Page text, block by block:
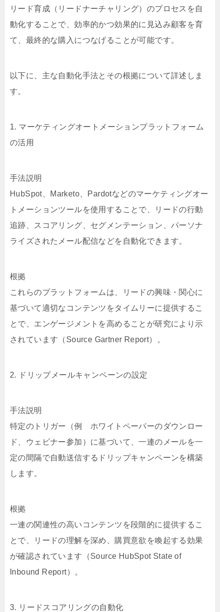
リード育成（リードナーチャリング）のプロセスを自
動化することで、効率的かつ効果的に見込み顧客を育
て、最終的な購入につなげることが可能です。
以下に、主な自動化手法とその根拠について詳述しま
す。
1. マーケティングオートメーションプラットフォーム
の活用
手法説明
HubSpot、Marketo、Pardotなどのマーケティングオー
トメーションツールを使用することで、リードの行動
追跡、スコアリング、セグメンテーション、パーソナ
ライズされたメール配信などを自動化できます。
根拠
これらのプラットフォームは、リードの興味・関心に
基づいて適切なコンテンツをタイムリーに提供するこ
とで、エンゲージメントを高めることが研究により示
されています（Source Gartner Report）。
2. ドリップメールキャンペーンの設定
手法説明
特定のトリガー（例 ホワイトペーパーのダウンロー
ド、ウェビナー参加）に基づいて、一連のメールを一
定の間隔で自動送信するドリップキャンペーンを構築
します。
根拠
一連の関連性の高いコンテンツを段階的に提供するこ
とで、リードの理解を深め、購買意欲を喚起する効果
が確認されています（Source HubSpot State of
Inbound Report）。
3. リードスコアリングの自動化